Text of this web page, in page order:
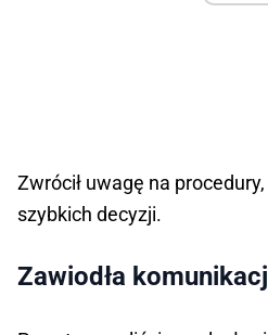
Zwrócił uwagę na
szybkich decyzji.
Zawiodła